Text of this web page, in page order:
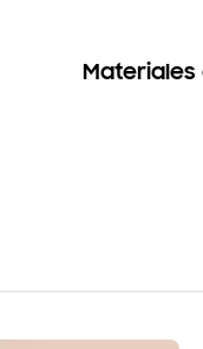
Materiales